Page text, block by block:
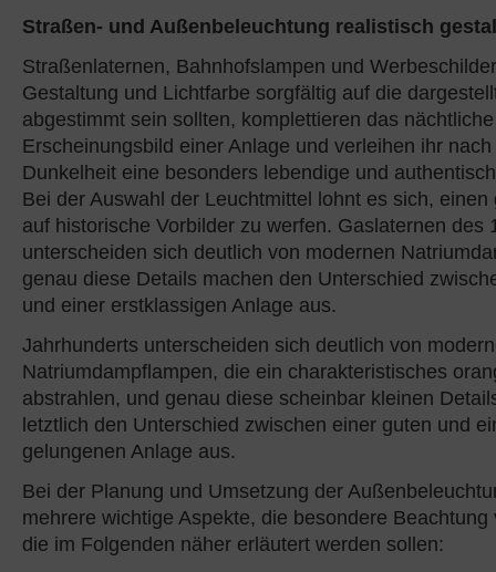
Straßen- und Außenbeleuchtung realistisch
Straßenlaternen, Bahnhofslampen und
Gestaltung und Lichtfarbe sorgfältig auf die
abgestimmt sein sollten, komplettieren das nächtliche
Erscheinungsbild einer Anlage und verleihen ihr
Dunkelheit eine besonders lebendige und
Bei der Auswahl der Leuchtmittel lohnt es sich, einen
auf historische Vorbilder zu werfen. Gaslaternen des
unterscheiden sich deutlich von modernen
genau diese Details machen den Unterschied
und einer erstklassigen Anlage aus.
Jahrhunderts unterscheiden sich deutlich von
Natriumdampflampen, die ein charakteristisches
abstrahlen, und genau diese scheinbar kleinen
letztlich den Unterschied zwischen einer guten und
gelungenen Anlage aus.
Bei der Planung und Umsetzung der
mehrere wichtige Aspekte, die besondere Beachtung
die im Folgenden näher erläutert werden sollen: